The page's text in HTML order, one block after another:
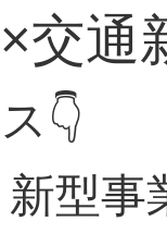
交通
👇
型